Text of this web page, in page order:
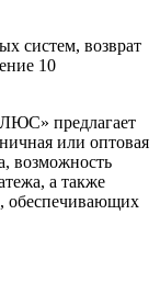
систем, возврат
10
предлагает
или оптовая
возможность
а также
обеспечивающих